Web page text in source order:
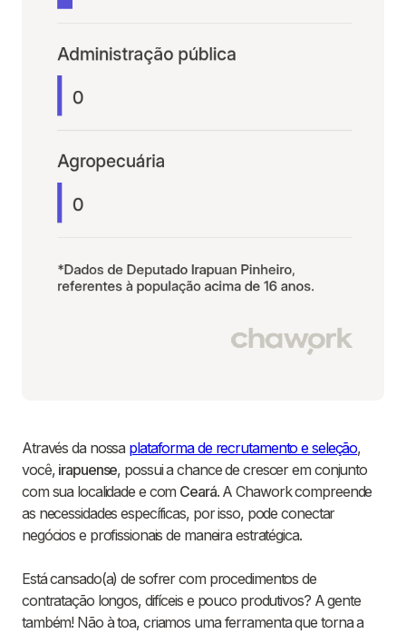
Através da nossa plataforma de recrutamento e seleção,
você, irapuense, possui a chance de crescer em conjunto
com sua localidade e com Ceará. A Chawork compreende
as necessidades específicas, por isso, pode conectar
negócios e profissionais de maneira estratégica.
Está cansado(a) de sofrer com procedimentos de
contratação longos, difíceis e pouco produtivos? A gente
também! Não à toa, criamos uma ferramenta que torna a